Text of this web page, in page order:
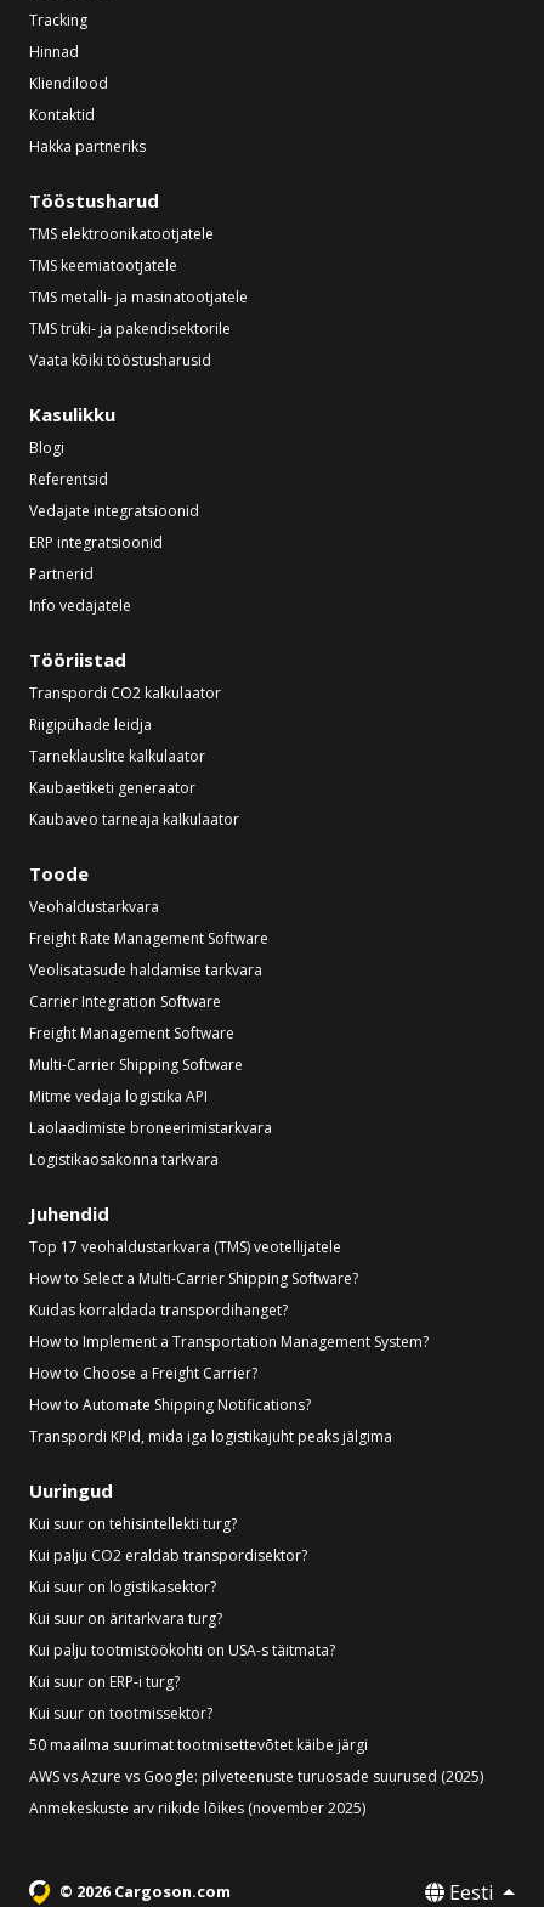
Tracking
Hinnad
Kliendilood
Kontaktid
Hakka partneriks
Tööstusharud
TMS elektroonikatootjatele
TMS keemiatootjatele
TMS metalli- ja masinatootjatele
TMS trüki- ja pakendisektorile
Vaata kõiki tööstusharusid
Kasulikku
Blogi
Referentsid
Vedajate integratsioonid
ERP integratsioonid
Partnerid
Info vedajatele
Tööriistad
Transpordi CO2 kalkulaator
Riigipühade leidja
Tarneklauslite kalkulaator
Kaubaetiketi generaator
Kaubaveo tarneaja kalkulaator
Toode
Veohaldustarkvara
Freight Rate Management Software
Veolisatasude haldamise tarkvara
Carrier Integration Software
Freight Management Software
Multi-Carrier Shipping Software
Mitme vedaja logistika API
Laolaadimiste broneerimistarkvara
Logistikaosakonna tarkvara
Juhendid
Top 17 veohaldustarkvara (TMS) veotellijatele
How to Select a Multi-Carrier Shipping Software?
Kuidas korraldada transpordihanget?
How to Implement a Transportation Management System?
How to Choose a Freight Carrier?
How to Automate Shipping Notifications?
Transpordi KPId, mida iga logistikajuht peaks jälgima
Uuringud
Kui suur on tehisintellekti turg?
Kui palju CO2 eraldab transpordisektor?
Kui suur on logistikasektor?
Kui suur on äritarkvara turg?
Kui palju tootmistöökohti on USA-s täitmata?
Kui suur on ERP-i turg?
Kui suur on tootmissektor?
50 maailma suurimat tootmisettevõtet käibe järgi
AWS vs Azure vs Google: pilveteenuste turuosade suurused (2025)
Anmekeskuste arv riikide lõikes (november 2025)
© 2026 Cargoson.com Eesti